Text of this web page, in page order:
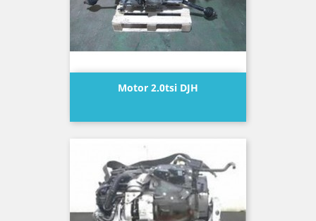
Motor 2.0tsi DJH